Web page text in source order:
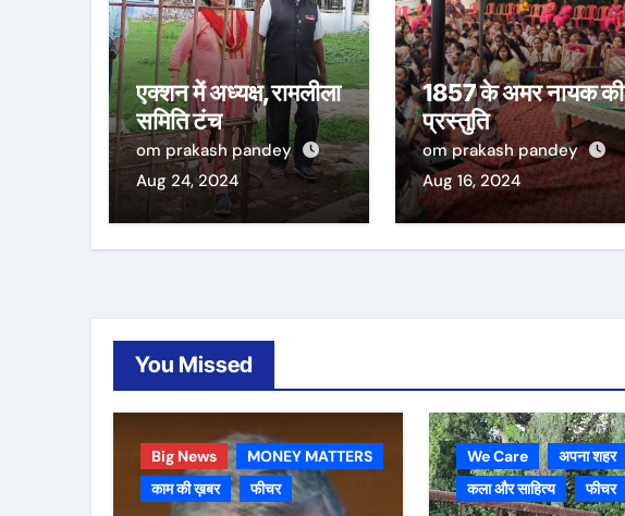
एक्शन में अध्यक्ष,रामलीला
समिति टंच
om prakash pandey
Aug 24, 2024
1857 के अमर नायक की
प्रस्तुति
om prakash pandey
Aug 16, 2024
You Missed
Big News
MONEY MATTERS
काम की ख़बर
फीचर
We Care अपना शहर
कला और साहित्य
फीचर